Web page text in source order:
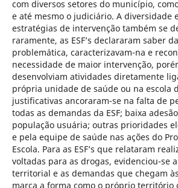
com diversos setores do município,
e até mesmo o judiciário. A diversidade
estratégias de intervenção também se
raramente, as ESF’s declararam saber
problemática, caracterizavam-na e
necessidade de maior intervenção,
desenvolviam atividades diretamente
própria unidade de saúde ou na escola
justificativas ancoraram-se na falta de
todas as demandas da ESF; baixa
população usuária; outras prioridades
e pela equipe de saúde nas ações do
Escola. Para as ESF’s que relataram
voltadas para as drogas, evidenciou-se
territorial e as demandas que chegam
marca a forma como o próprio território